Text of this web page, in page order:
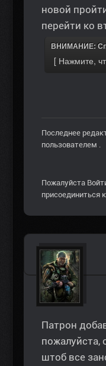
новой
перейти ко
ВНИМАНИЕ:
Последнее
пользователем
Пожалуйста
присоединиться
Патрон
пожалуйста,
штоб все